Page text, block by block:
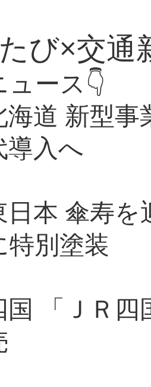
び×交通
ース👇
海道 新型
導入へ
日本 傘寿
別塗装
国 「ＪＲ